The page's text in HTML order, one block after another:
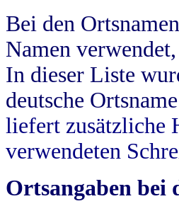
Bei den
Namen
In dieser Liste
deutsche
liefert zusätzliche
verwendeten
Ortsangaben bei